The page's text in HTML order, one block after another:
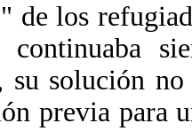
de los
continuaba
su solución
previa para